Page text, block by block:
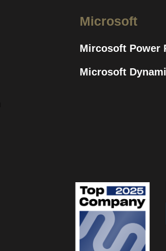
Microsoft
Mircosoft Power
Microsoft